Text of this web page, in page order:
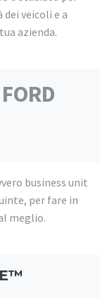
veicoli e a
azienda.
business unit
per fare in
meglio.